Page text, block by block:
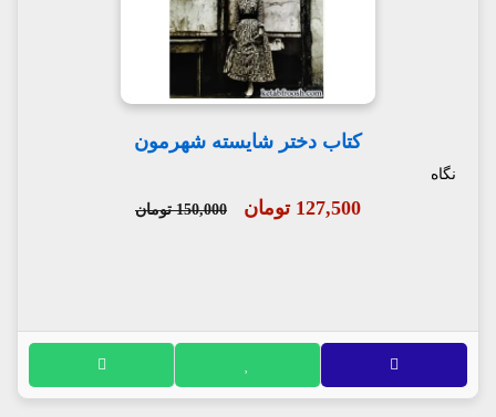
کتاب دختر شایسته شهرمون
نگاه
127,500 تومان 150,000 تومان